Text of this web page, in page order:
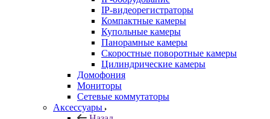
IP-видеорегистраторы
Компактные камеры
Купольные камеры
Панорамные камеры
Скоростные поворотные камеры
Цилиндрические камеры
Домофония
Мониторы
Сетевые коммутаторы
Аксессуары